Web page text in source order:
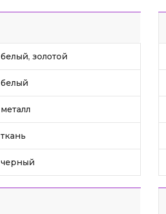
белый, золотой
белый
металл
ткань
черный